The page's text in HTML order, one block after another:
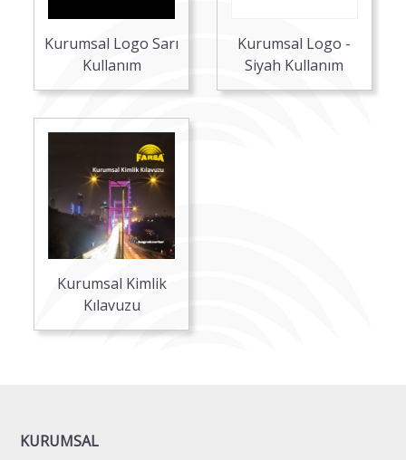
Kurumsal Logo Sarı
Kullanım
Kurumsal Logo -
Siyah Kullanım
Kurumsal Kimlik
Kılavuzu
KURUMSAL